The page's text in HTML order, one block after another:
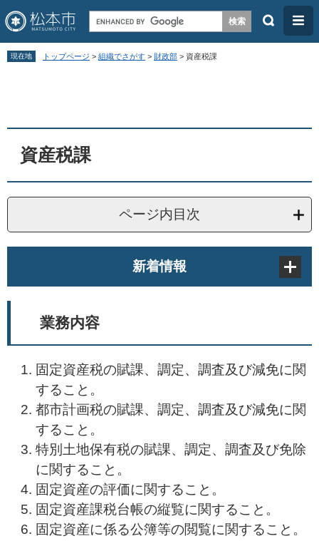
ペ
先
メ
を
本
検
メ
ニ
現在地 トップページ > 組織でさがす > 財政部 > 資産税課
資産税課
ページ内目次
新着情報
業務内容
固定資産税の賦課、調定、調査及び減免に関
すること。
都市計画税の賦課、調定、調査及び減免に関
すること。
特別土地保有税の賦課、調定、調査及び免除
に関すること。
固定資産の評価に関すること。
固定資産課税台帳の縦覧に関すること。
固定資産に係る公簿等の閲覧に関すること。